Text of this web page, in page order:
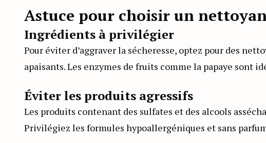
Astuce pour choisir un
Ingrédients à privilégier
Pour éviter d’aggraver la sécheresse, optez pour des
apaisants. Les enzymes de fruits comme la papaye sont
Éviter les produits agressifs
Les produits contenant des sulfates et des alcools
Privilégiez les formules hypoallergéniques et sans